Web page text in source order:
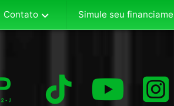
Contato Simule seu